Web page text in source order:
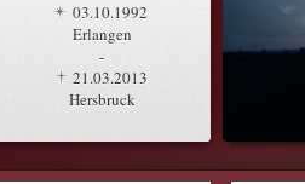
03.10.1992
Erlangen
-
21.03.2013
Hersbruck